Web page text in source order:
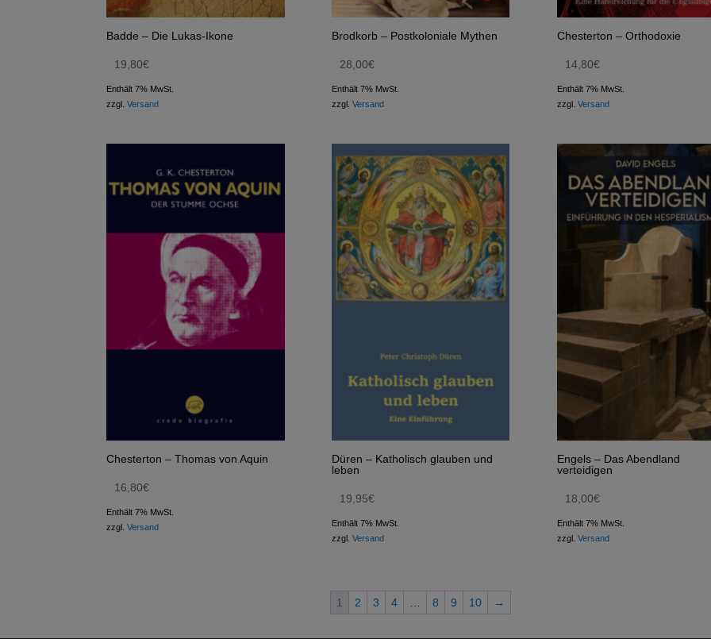
Badde – Die Lukas-Ikone
19,80€
Enthält 7% MwSt.
zzgl.Versand
Brodkorb – Postkoloniale Mythen
28,00€
Enthält 7% MwSt.
zzgl. Versand
Chesterton – Orthodoxie
14,80€
Enthält 7% MwSt.
zzgl. Versand
Chesterton – Thomas von Aquin
16,80€
Enthält 7% MwSt.
zzgl.Versand
Düren – Katholisch glauben und
leben
19,95€
Enthält 7% MwSt.
zzgl. Versand
Engels – Das Abendland
verteidigen
18,00€
Enthält 7% MwSt.
zzgl. Versand
1 2 3 4 … 8 9 10 →